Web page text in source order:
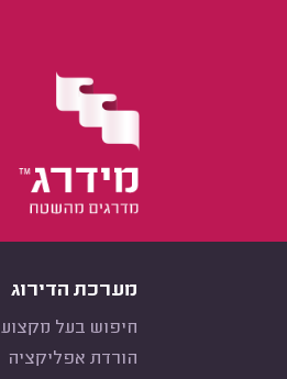
מערכת הדירוג
חיפוש בעל מקצוע
הורדת אפליקציה